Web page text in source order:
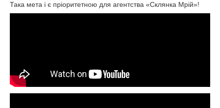
Така мета і є пріоритетною для агентства «Склянка Мрій»!